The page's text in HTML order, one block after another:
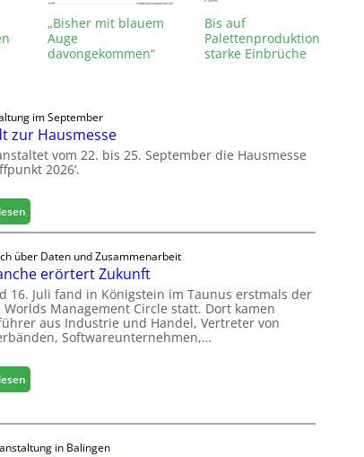
„Bisher mit blauem
Auge
davongekommen“
Bis auf
Palettenproduktion
starke Einbrüche
im September
zur Hausmesse
vom 22. bis 25. September die Hausmesse
2026‘.
:
L
u
c
o
l
ä
d
t
z
a
über Daten und Zusammenarbeit
erörtert Zukunft
16. Juli fand in Königstein im Taunus erstmals der
Management Circle statt. Dort kamen
aus Industrie und Handel, Vertreter von
Softwareunternehmen,…
:
M
b
e
in Balingen